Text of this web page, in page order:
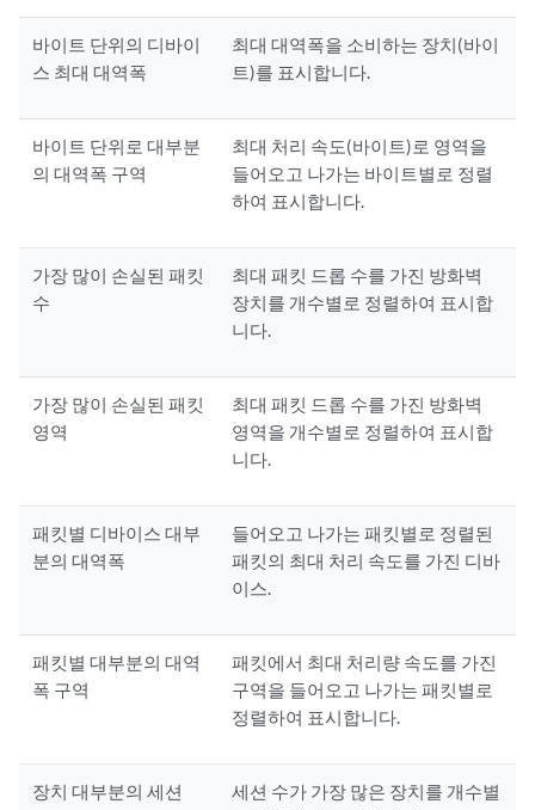
바이트 단위의 디바이
스 최대 대역폭
최대 대역폭을 소비하는 장치(바이
트)를 표시합니다.
바이트 단위로 대부분
의 대역폭 구역
최대 처리 속도(바이트)로 영역을
들어오고 나가는 바이트별로 정렬
하여 표시합니다.
가장 많이 손실된 패킷
수
최대 패킷 드롭 수를 가진 방화벽
장치를 개수별로 정렬하여 표시합
니다.
가장 많이 손실된 패킷
영역
최대 패킷 드롭 수를 가진 방화벽
영역을 개수별로 정렬하여 표시합
니다.
패킷별 디바이스 대부
분의 대역폭
들어오고 나가는 패킷별로 정렬된
패킷의 최대 처리 속도를 가진 디바
이스.
패킷별 대부분의 대역
폭 구역
패킷에서 최대 처리량 속도를 가진
구역을 들어오고 나가는 패킷별로
정렬하여 표시합니다.
장치 대부분의 세션
세션 수가 가장 많은 장치를 개수별